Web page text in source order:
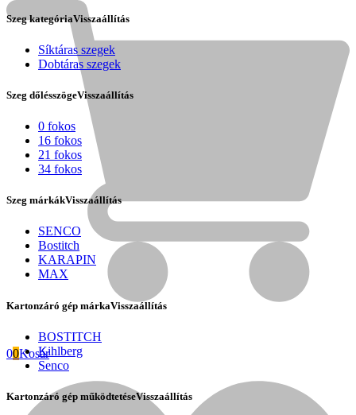
Kihlberg
00Kosár
Szeg kategóriaVisszaállítás
Síktáras szegek
Dobtáras szegek
Szeg dőlésszögeVisszaállítás
0 fokos
16 fokos
21 fokos
34 fokos
Szeg márkákVisszaállítás
SENCO
Bostitch
KARAPIN
MAX
Kartonzáró gép márkaVisszaállítás
BOSTITCH
Kihlberg
Senco
Kartonzáró gép működtetéseVisszaállítás